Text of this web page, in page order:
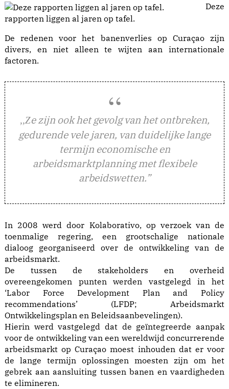
Deze
rapporten liggen al jaren op tafel.
De redenen voor het banenverlies op Curaçao zijn
divers, en niet alleen te wijten aan internationale
factoren.
,,Ze zijn ook het gevolg van het ontbreken,
gedurende vele jaren, van duidelijke lange
termijn economische en
arbeidsmarktplanning met flexibele
arbeidswetten.”
In 2008 werd door Kolaborativo, op verzoek van de
toenmalige regering, een grootschalige nationale
dialoog georganiseerd over de ontwikkeling van de
arbeidsmarkt.
De tussen de stakeholders en overheid
overeengekomen punten werden vastgelegd in het
‘Labor Force Development Plan and Policy
recommendations’ (LFDP; Arbeidsmarkt
Ontwikkelingsplan en Beleidsaanbevelingen).
Hierin werd vastgelegd dat de geïntegreerde aanpak
voor de ontwikkeling van een wereldwijd concurrerende
arbeidsmarkt op Curaçao moest inhouden dat er voor
de lange termijn oplossingen moesten zijn om het
gebrek aan aansluiting tussen banen en vaardigheden
te elimineren.